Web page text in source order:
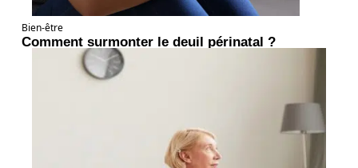
Bien-être
Comment surmonter le deuil périnatal ?